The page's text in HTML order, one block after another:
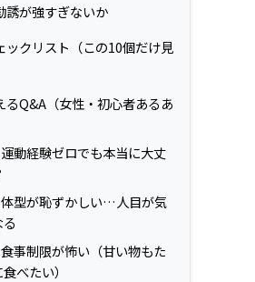
が強すぎないか
ックリスト（この10個だけ見
るQ&A（女性・初心者あるあ
動経験ゼロでも本当に大丈
型が恥ずかしい…人目が気
事制限が怖い（甘い物もた
べたい）